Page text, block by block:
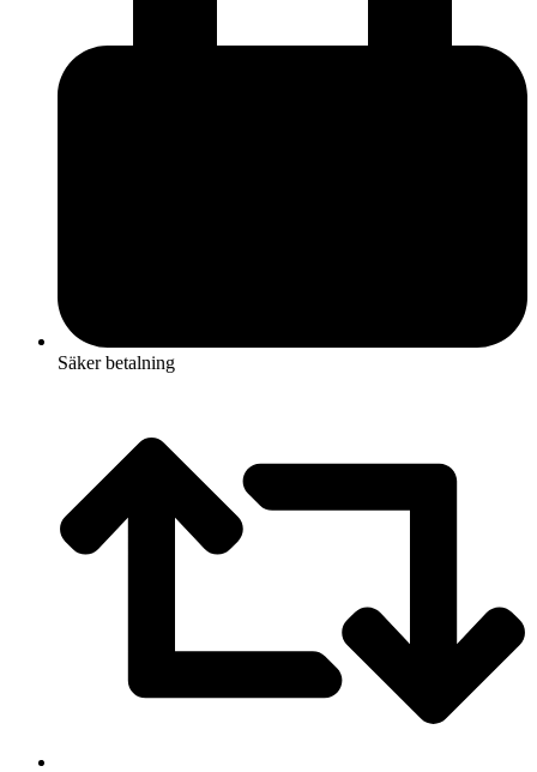
Säker betalning